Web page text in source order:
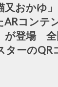
又おかゆ
ARコンテ
が登場 全
ターのQR